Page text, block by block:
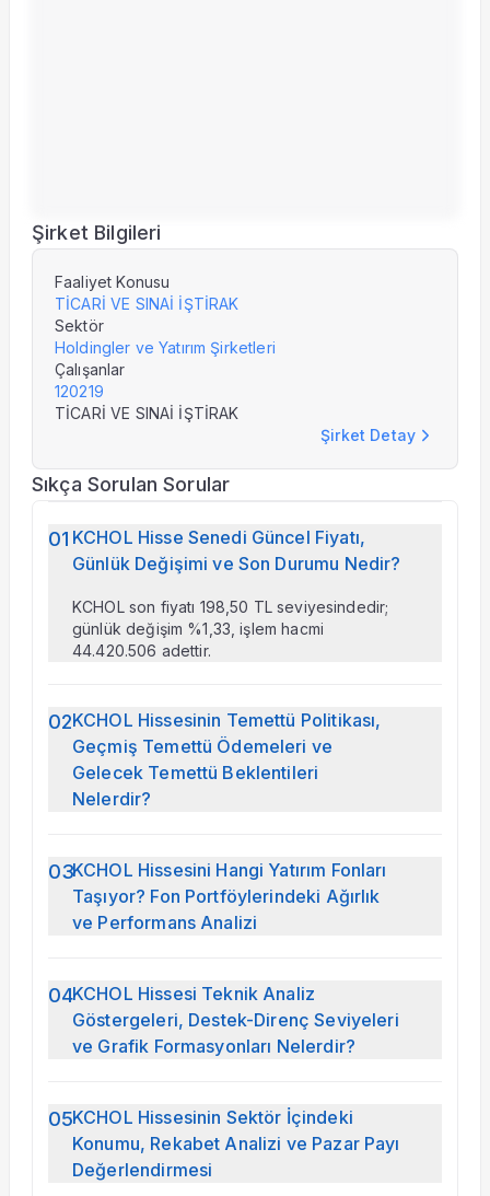
Şirket Bilgileri
Faaliyet Konusu
TİCARİ VE SINAİ İŞTİRAK
Sektör
Holdingler ve Yatırım Şirketleri
Çalışanlar
120219
TİCARİ VE SINAİ İŞTİRAK
Şirket Detay
Sıkça Sorulan Sorular
01 KCHOL Hisse Senedi Güncel Fiyatı,
Günlük Değişimi ve Son Durumu Nedir?
KCHOL son fiyatı 198,50 TL seviyesindedir;
günlük değişim %1,33, işlem hacmi
44.420.506 adettir.
02KCHOL Hissesinin Temettü Politikası,
Geçmiş Temettü Ödemeleri ve
Gelecek Temettü Beklentileri
Nelerdir?
temettü verimi %3,60, dağıtma oranı
%67,00.
03KCHOL Hissesini Hangi Yatırım Fonları
Taşıyor? Fon Portföylerindeki Ağırlık
ve Performans Analizi
pozisyon değeri 3.693.157.289 TL.
Portföyünde en yüksek ağırlık veren fonlar:
BRC %43,58, KOT %19,05, MJH %18,53.
04KCHOL Hissesi Teknik Analiz
Göstergeleri, Destek-Direnç Seviyeleri
ve Grafik Formasyonları Nelerdir?
olarak izlenmektedir.
05KCHOL Hissesinin Sektör İçindeki
Konumu, Rekabet Analizi ve Pazar Payı
Değerlendirmesi